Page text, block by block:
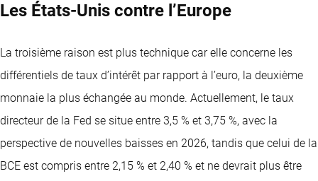
Les États-Unis contre l’Europe
La troisième raison est plus technique car elle concerne les
différentiels de taux d’intérêt par rapport à l’euro, la deuxième
monnaie la plus échangée au monde. Actuellement, le taux
directeur de la Fed se situe entre 3,5 % et 3,75 %, avec la
perspective de nouvelles baisses en 2026, tandis que celui de la
BCE est compris entre 2,15 % et 2,40 % et ne devrait plus être